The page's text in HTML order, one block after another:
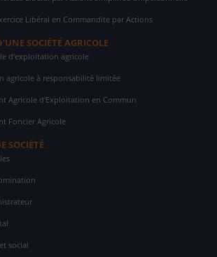
Libéral en Commandite par Actions
SOCIÉTÉ AGRICOLE
d'exploitation agricole
agricole à responsabilité limitée
Agricole d'Exploitation en Commun
Foncier Agricole
SOCIÉTÉ
social